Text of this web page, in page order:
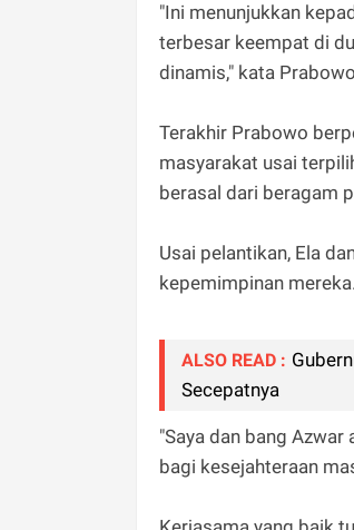
"Ini menunjukkan
terbesar keempat di
dinamis," kata
Terakhir Prabowo
masyarakat usai
berasal dari beragam
Usai pelantikan, Ela
kepemimpinan mereka.
ALSO READ :
Secepatnya
"Saya dan bang
bagi kesejahteraan